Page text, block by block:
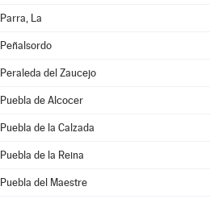
Parra, La
Peñalsordo
Peraleda del Zaucejo
Puebla de Alcocer
Puebla de la Calzada
Puebla de la Reina
Puebla del Maestre